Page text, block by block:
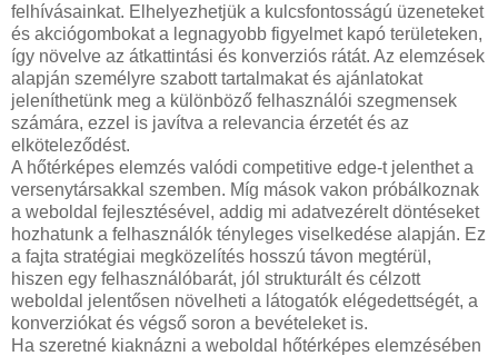
felhívásainkat. Elhelyezhetjük a kulcsfontosságú üzeneteket
és akciógombokat a legnagyobb figyelmet kapó területeken,
így növelve az átkattintási és konverziós rátát. Az elemzések
alapján személyre szabott tartalmakat és ajánlatokat
jeleníthetünk meg a különböző felhasználói szegmensek
számára, ezzel is javítva a relevancia érzetét és az
elköteleződést.
A hőtérképes elemzés valódi competitive edge-t jelenthet a
versenytársakkal szemben. Míg mások vakon próbálkoznak
a weboldal fejlesztésével, addig mi adatvezérelt döntéseket
hozhatunk a felhasználók tényleges viselkedése alapján. Ez
a fajta stratégiai megközelítés hosszú távon megtérül,
hiszen egy felhasználóbarát, jól strukturált és célzott
weboldal jelentősen növelheti a látogatók elégedettségét, a
konverziókat és végső soron a bevételeket is.
Ha szeretné kiaknázni a weboldal hőtérképes elemzésében